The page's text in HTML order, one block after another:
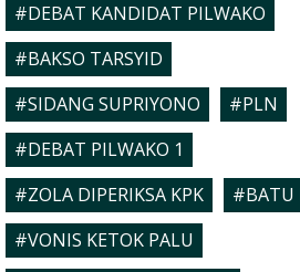
#DEBAT KANDIDAT PILWAKO
#BAKSO TARSYID
#SIDANG SUPRIYONO
#PLN
#DEBAT PILWAKO 1
#ZOLA DIPERIKSA KPK
#BATU
#VONIS KETOK PALU